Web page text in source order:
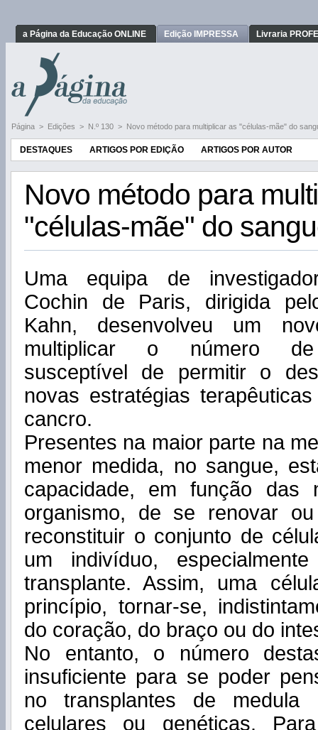
a Página da Educação ONLINE Edição IMPRESSA Livraria
Página > Edições > N.º 130 > Novo método para multiplicar as "células-mãe" do
DESTAQUES ARTIGOS POR EDIÇÃO ARTIGOS POR AUTOR
Novo método para
"células-mãe" do
Uma equipa de
Cochin de Paris, dirigida
Kahn, desenvolveu um
multiplicar o número de
susceptível de permitir o
novas estratégias
cancro.
Presentes na maior parte na
menor medida, no sangue,
capacidade, em função das
organismo, de se renovar
reconstituir o conjunto de
um indivíduo,
transplante. Assim, uma
princípio, tornar-se,
do coração, do braço ou do
No entanto, o número
insuficiente para se poder
no transplantes de medula
celulares ou genéticas.